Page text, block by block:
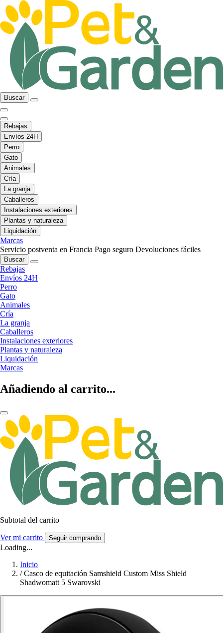
Buscar
Rebajas
Envíos 24H
Perro
Gato
Animales
Cría
La granja
Caballeros
Instalaciones exteriores
Plantas y naturaleza
Liquidación
Marcas
Servicio postventa en Francia Pago seguro Devoluciones fáciles
Buscar
Rebajas
Envíos 24H
Perro
Gato
Animales
Cría
La granja
Caballeros
Instalaciones exteriores
Plantas y naturaleza
Liquidación
Marcas
Añadiendo al carrito...
Subtotal del carrito
Ver mi carrito Seguir comprando
Loading...
Inicio
/ Casco de equitación Samshield Custom Miss Shield
Shadwomatt 5 Swarovski